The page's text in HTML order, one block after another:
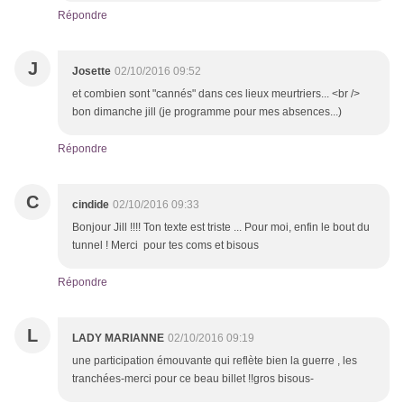
Répondre
J Josette 02/10/2016 09:52
et combien sont "cannés" dans ces lieux meurtriers... <br />
bon dimanche jill (je programme pour mes absences...)
Répondre
C cindide 02/10/2016 09:33
Bonjour Jill !!!! Ton texte est triste ... Pour moi, enfin le bout du
tunnel ! Merci pour tes coms et bisous
Répondre
L LADY MARIANNE 02/10/2016 09:19
une participation émouvante qui reflète bien la guerre , les
tranchées-merci pour ce beau billet !!gros bisous-